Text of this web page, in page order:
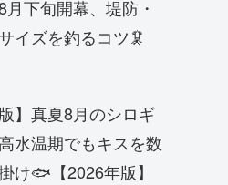
下旬開幕、堤防・
イズを釣るコツ🦑
】真夏8月のシロギ
水温期でもキスを数
け🐟【2026年版】